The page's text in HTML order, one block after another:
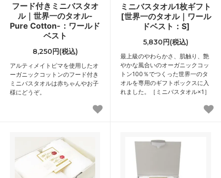
フード付きミニバスタオ
ル｜世界一のタオル-
Pure Cotton-：ワールド
ベスト
8,250円(税込)
アルティメイトピマを使用したオ
ーガニックコットンのフード付き
ミニバスタオルは赤ちゃんやお子
様にどうぞ。
ミニバスタオル1枚ギフト
[世界一のタオル｜ワール
ドベスト：S]
5,830円(税込)
最上級のやわらかさ、肌触り、艶
やかな風合いのオーガニックコッ
トン100％でつくった世界一のタ
オルを専用のギフトボックスに入
れました。［ミニバスタオル×1］